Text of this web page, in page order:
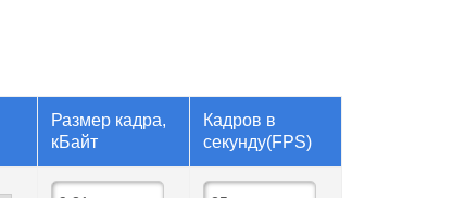
Размер кадра,
кБайт
Кадров в
секунду(FPS)